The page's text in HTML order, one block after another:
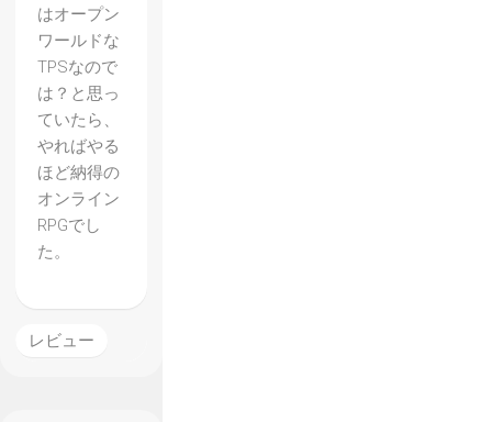
はオープン
ワールドな
TPSなので
は？と思っ
ていたら、
やればやる
ほど納得の
オンライン
RPGでし
た。
レビュー
【The